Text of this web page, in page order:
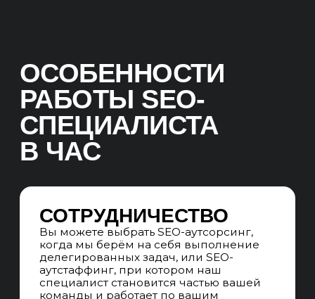
сотрудничества
SEO-АУДИТ САЙТА
Проверяем сайт по чек-листу из 300
пунктов по техническим,
коммерческим, текстовым, внешним,
доменным и поведенческими
факторам ранжирования, ищем точки
роста проекта
Изучаем текущие SEO-задачи
и оцениваем доступные ресурсы.
Анализируем состояние сайта,
функциональность и целевую
аудиторию. Выделяем ключевые
направления для делегирования,
чтобы эффективнее распределить
задачи между вашей командой
и специалистами агентсва
в аутстаффинг или аутсорсинг